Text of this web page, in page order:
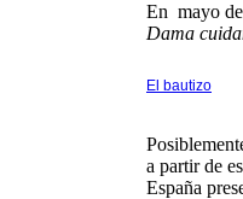
En mayo de
Dama
El bautizo
a partir de
España